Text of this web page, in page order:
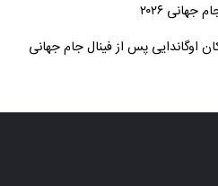
۲۰۲۶
اوگاندایی پس از فینال جام جهانی